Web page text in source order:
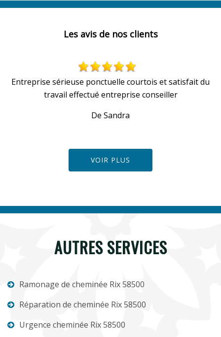
Les avis de nos clients
Entreprise sérieuse ponctuelle courtois et satisfait du
travail effectué entreprise conseiller
De Sandra
VOIR PLUS
AUTRES SERVICES
Ramonage de cheminée Rix 58500
Réparation de cheminée Rix 58500
Urgence cheminée Rix 58500